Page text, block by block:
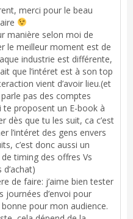
merci pour le beau
manière selon moi de
le meilleur moment est de
industrie est différente,
que l’intéret est à son top
vient d’avoir lieu.(et
pas des comptes
te proposent un E-book à
dès que tu les suit, ca c’est
l’intéret des gens envers
c’est donc aussi un
timing des offres Vs
de faire: j’aime bien tester
journées d’envoi pour
pour mon audience.